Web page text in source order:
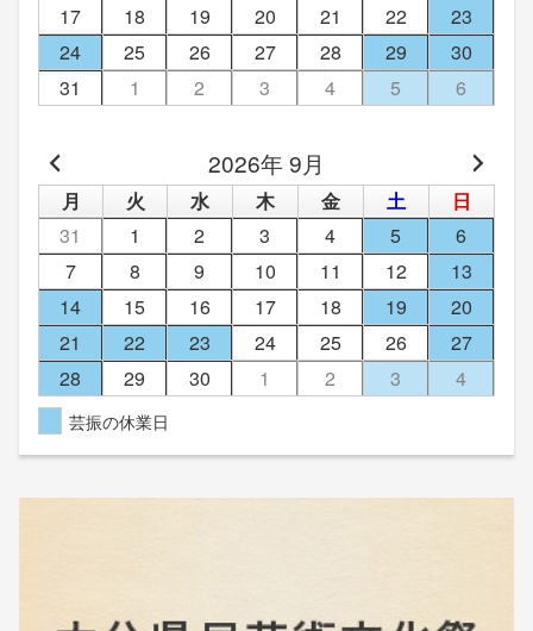
17
18 19 20 21 22
23
24
25 26 27 28 29
30
31
1 2 3 4 5 6
2026年 9月
月 火 水 木 金 土
日
31
1 2 3 4 5
6
7
8 9 10 11 12
13
14
15 16 17 18 19
20
21
22 23 24 25 26
27
28
29 30 1 2 3 4
芸振の休業日